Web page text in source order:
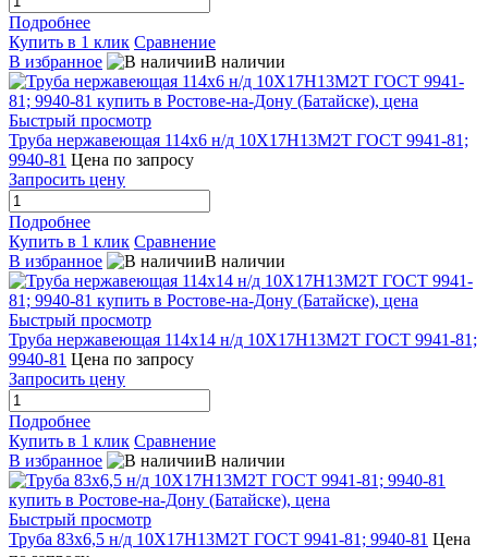
Подробнее
Купить в 1 клик Сравнение
В избранное
В наличии
Быстрый просмотр
Труба нержавеющая 114х6 н/д 10Х17Н13М2Т ГОСТ 9941-81;
9940-81 Цена по запросу
Запросить цену
Подробнее
Купить в 1 клик Сравнение
В избранное
В наличии
Быстрый просмотр
Труба нержавеющая 114х14 н/д 10Х17Н13М2Т ГОСТ 9941-81;
9940-81 Цена по запросу
Запросить цену
Подробнее
Купить в 1 клик Сравнение
В избранное
В наличии
Быстрый просмотр
Труба 83х6,5 н/д 10Х17Н13М2Т ГОСТ 9941-81; 9940-81 Цена